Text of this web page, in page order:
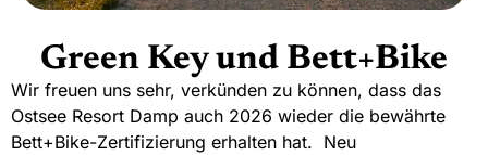
Green Key und Bett+Bike
Wir freuen uns sehr, verkünden zu können, dass das
Ostsee Resort Damp auch 2026 wieder die bewährte
Bett+Bike-Zertifizierung erhalten hat. Neu